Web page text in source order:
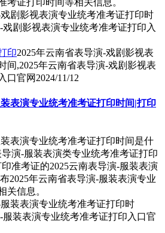
印2025年云南省表导演-戏剧影视表
间,2025年云南省表导演-戏剧影视表
口官网 2024/11/12
表演专业统考准考证打印时间|打印
表演专业统考准考证打印时间是什
演-服装表演类专业统考准考证打印
准考证的2025云南表导演-服装表演
2025年云南省表导演-服装表演专业
关信息。